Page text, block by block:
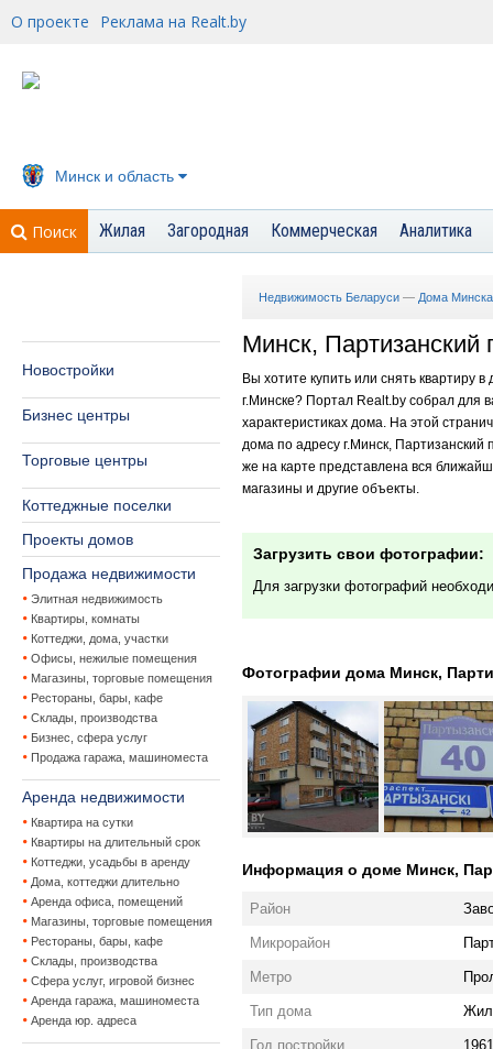
О проекте Реклама на Realt.by
Минск и область
Поиск Жилая Загородная Коммерческая Аналитика
Новостройки
Бизнес центры
Торговые центры
Коттеджные поселки
Проекты домов
Продажа недвижимости
Элитная недвижимость
Квартиры, комнаты
Коттеджи, дома, участки
Офисы, нежилые помещения
Магазины, торговые помещения
Рестораны, бары, кафе
Склады, производства
Бизнес, сфера услуг
Продажа гаража, машиноместа
Аренда недвижимости
Квартира на сутки
Квартиры на длительный срок
Коттеджи, усадьбы в аренду
Дома, коттеджи длительно
Аренда офиса, помещений
Магазины, торговые помещения
Рестораны, бары, кафе
Склады, производства
Сфера услуг, игровой бизнес
Аренда гаража, машиноместа
Аренда юр. адреса
Недвижимость Беларуси — Дома Минска
Минск, Партизанский
Вы хотите купить или снять квартиру
г.Минске? Портал Realt.by собрал
характеристиках дома. На этой
дома по адресу г.Минск, Партизанский
же на карте представлена вся
магазины и другие объекты.
Загрузить свои фотографии:
Для загрузки фотографий
Фотографии дома Минск,
Информация о доме Минск,
Район
Микрорайон
Метро
Тип дома
Год постройки 1961